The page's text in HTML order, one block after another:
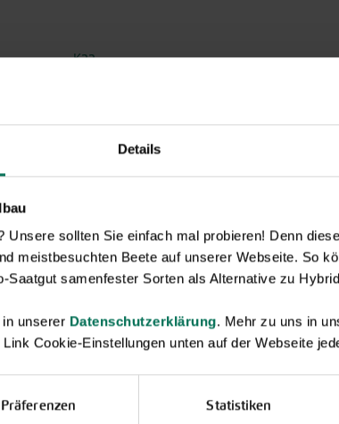
Details
Unsere sollten Sie einfach mal probieren! Denn
meistbesuchten Beete auf unserer Webseite. So
Saatgut samenfester Sorten als Alternative zu
unserer Datenschutzerklärung. Mehr zu uns in
Cookie-Einstellungen unten auf der Webseite
Präferenzen Statistiken
K22
& Sortenempfehlungen 2026